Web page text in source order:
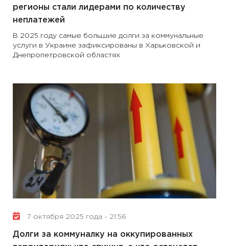
регионы стали лидерами по количеству
неплатежей
В 2025 году самые большие долги за коммунальные
услуги в Украине зафиксированы в Харьковской и
Днепропетровской областях
7 октября 2025 года - 21:56
Долги за коммуналку на оккупированных